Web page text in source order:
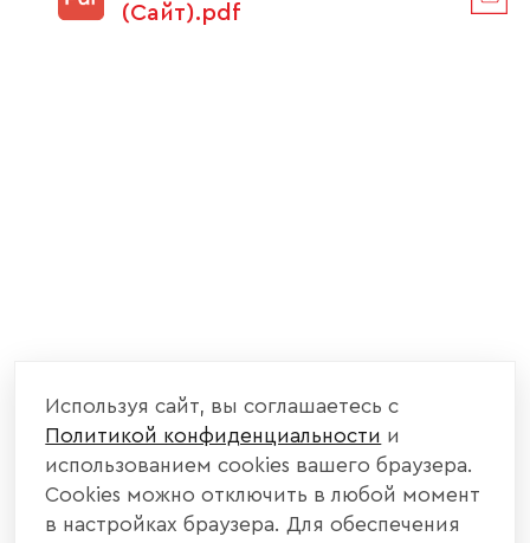
(Сайт).pdf
Используя сайт, вы соглашаетесь с
Политикой конфиденциальности и
использованием cookies вашего браузера.
Cookies можно отключить в любой момент
в настройках браузера. Для обеспечения